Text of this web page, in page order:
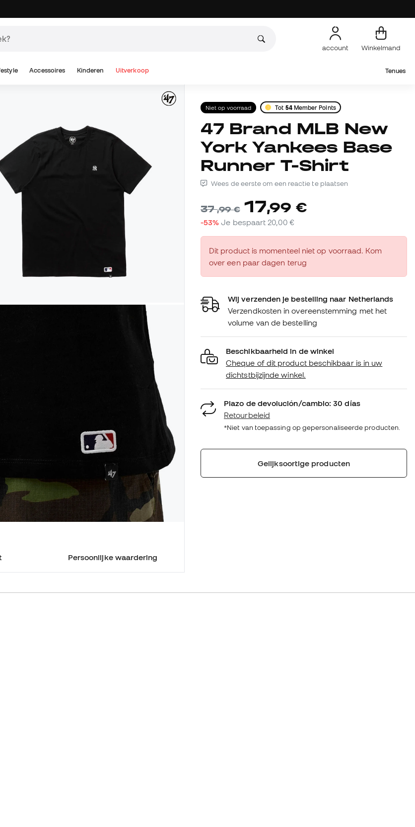
account Winkelmand
Accessoires Kinderen Uitverkoop Tenues
Persoonlijke waardering
Niet op voorraad Tot 54Member Points
47 Brand MLB New
York Yankees Base
Runner T-Shirt
Wees de eerste om een reactie te plaatsen
37,99 € 17,99 €
-53% Je bespaart 20,00 €
Dit product is momenteel niet op voorraad. Kom
over een paar dagen terug
Wij verzenden je bestelling naar Netherlands
Verzendkosten in overeenstemming met het
volume van de bestelling
Beschikbaarheid in de winkel
Cheque of dit product beschikbaar is in uw
dichtstbijzijnde winkel.
Plazo de devolución/cambio: 30 días
Retourbeleid
*Niet van toepassing op gepersonaliseerde producten.
Gelijksoortige producten